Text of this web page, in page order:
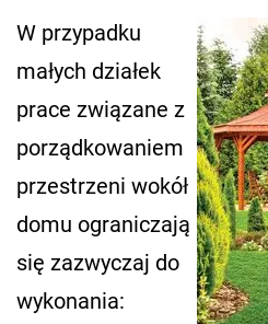
W przypadku
małych działek
prace związane z
porządkowaniem
przestrzeni wokół
domu ograniczają
się zazwyczaj do
wykonania: